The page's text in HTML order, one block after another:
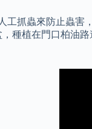
工抓蟲來防止蟲害
種植在門口柏油